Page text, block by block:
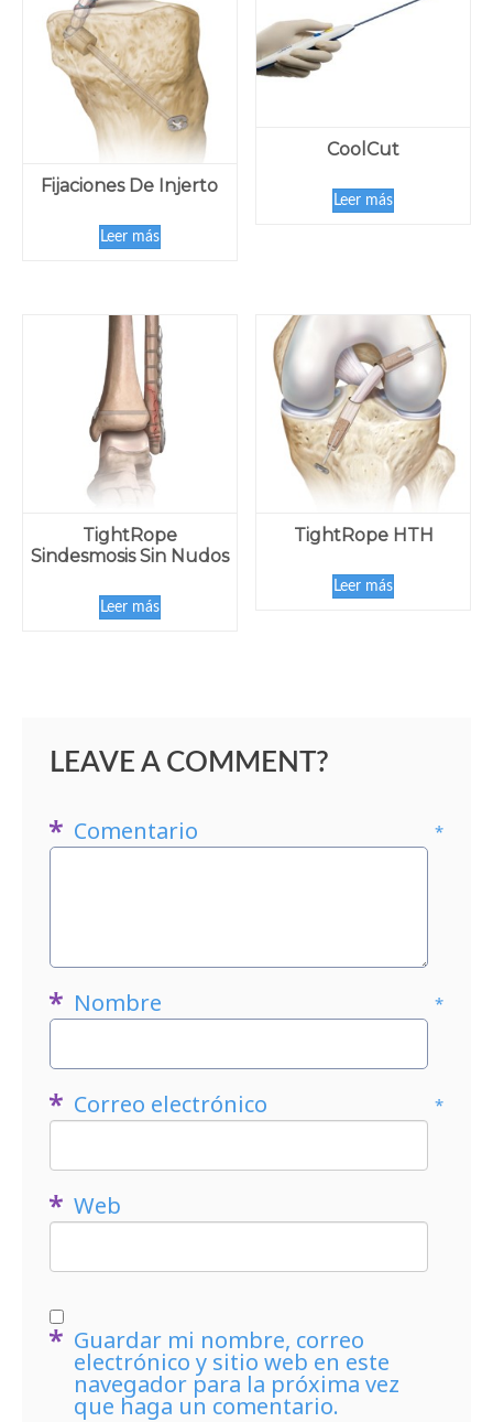
Fijaciones De Injerto
Leer más
CoolCut
Leer más
TightRope
Sindesmosis Sin Nudos
Leer más
TightRope HTH
Leer más
LEAVE A COMMENT?
Comentario *
Nombre *
Correo electrónico *
Web
Guardar mi nombre, correo
electrónico y sitio web en este
navegador para la próxima vez
que haga un comentario.